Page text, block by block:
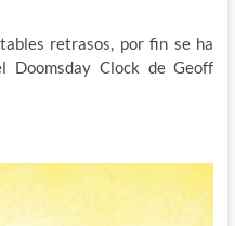
retrasos, por fin se ha
Doomsday Clock de Geoff